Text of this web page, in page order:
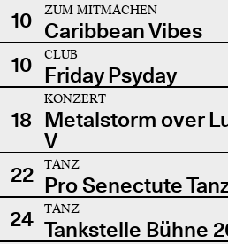
10
ZUM MITMACHEN
Caribbean Vibes
10
CLUB
Friday Psyday
18
KONZERT
Metalstorm over
V
22
TANZ
Pro Senectute
24
TANZ
Tankstelle Bühne